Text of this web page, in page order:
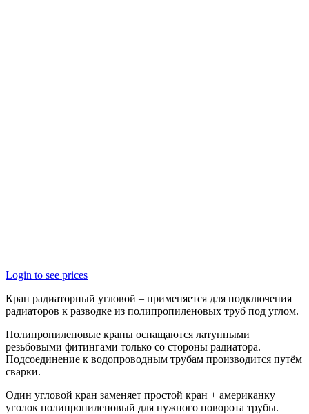
Login to see prices
Кран радиаторный угловой – применяется для подключения
радиаторов к разводке из полипропиленовых труб под углом.
Полипропиленовые краны оснащаются латунными
резьбовыми фитингами только со стороны радиатора.
Подсоединение к водопроводным трубам производится путём
сварки.
Один угловой кран заменяет простой кран + американку +
уголок полипропиленовый для нужного поворота трубы.